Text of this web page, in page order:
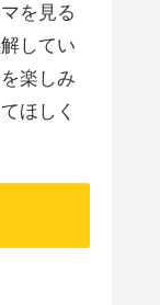
を見る
してい
楽しみ
ほしく